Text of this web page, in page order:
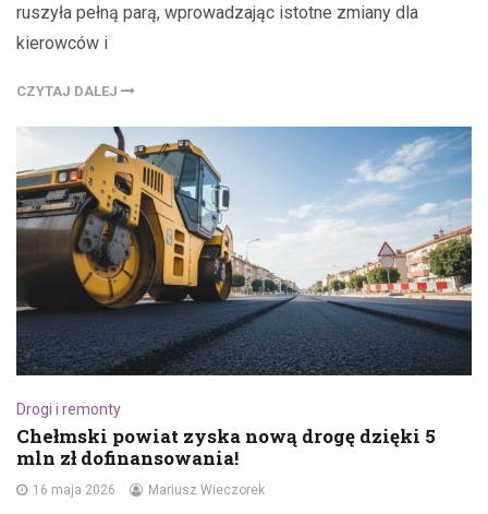
ruszyła pełną parą, wprowadzając istotne zmiany dla
kierowców i
CZYTAJ DALEJ
Drogi i remonty
Chełmski powiat zyska nową drogę dzięki 5
mln zł dofinansowania!
16 maja 2026 Mariusz Wieczorek